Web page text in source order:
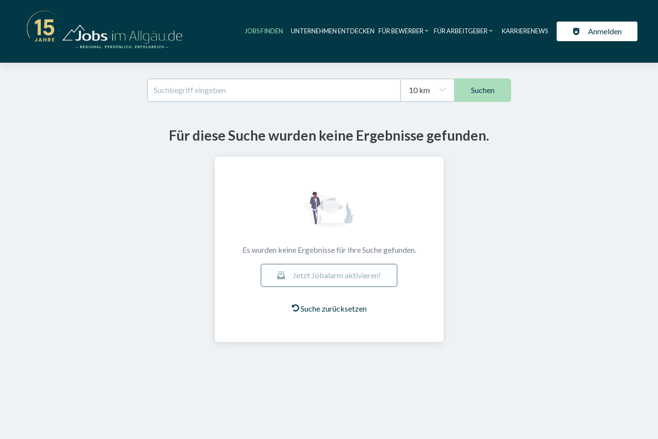
Haupt-Navigation
JOBS FINDEN UNTERNEHMEN ENTDECKEN FÜR BEWERBER FÜR ARBEITGEBER KARRIERENEWS Anmelden
Suchen
Für diese Suche wurden keine Ergebnisse gefunden.
Es wurden keine Ergebnisse für Ihre Suche gefunden.
Jetzt Jobalarm aktivieren!
Suche zurücksetzen